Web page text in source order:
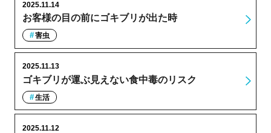
お客様の目の前にゴキブリが出た時
2025.11.14
害虫
ゴキブリが運ぶ見えない食中毒のリスク
2025.11.13
生活
2025.11.12